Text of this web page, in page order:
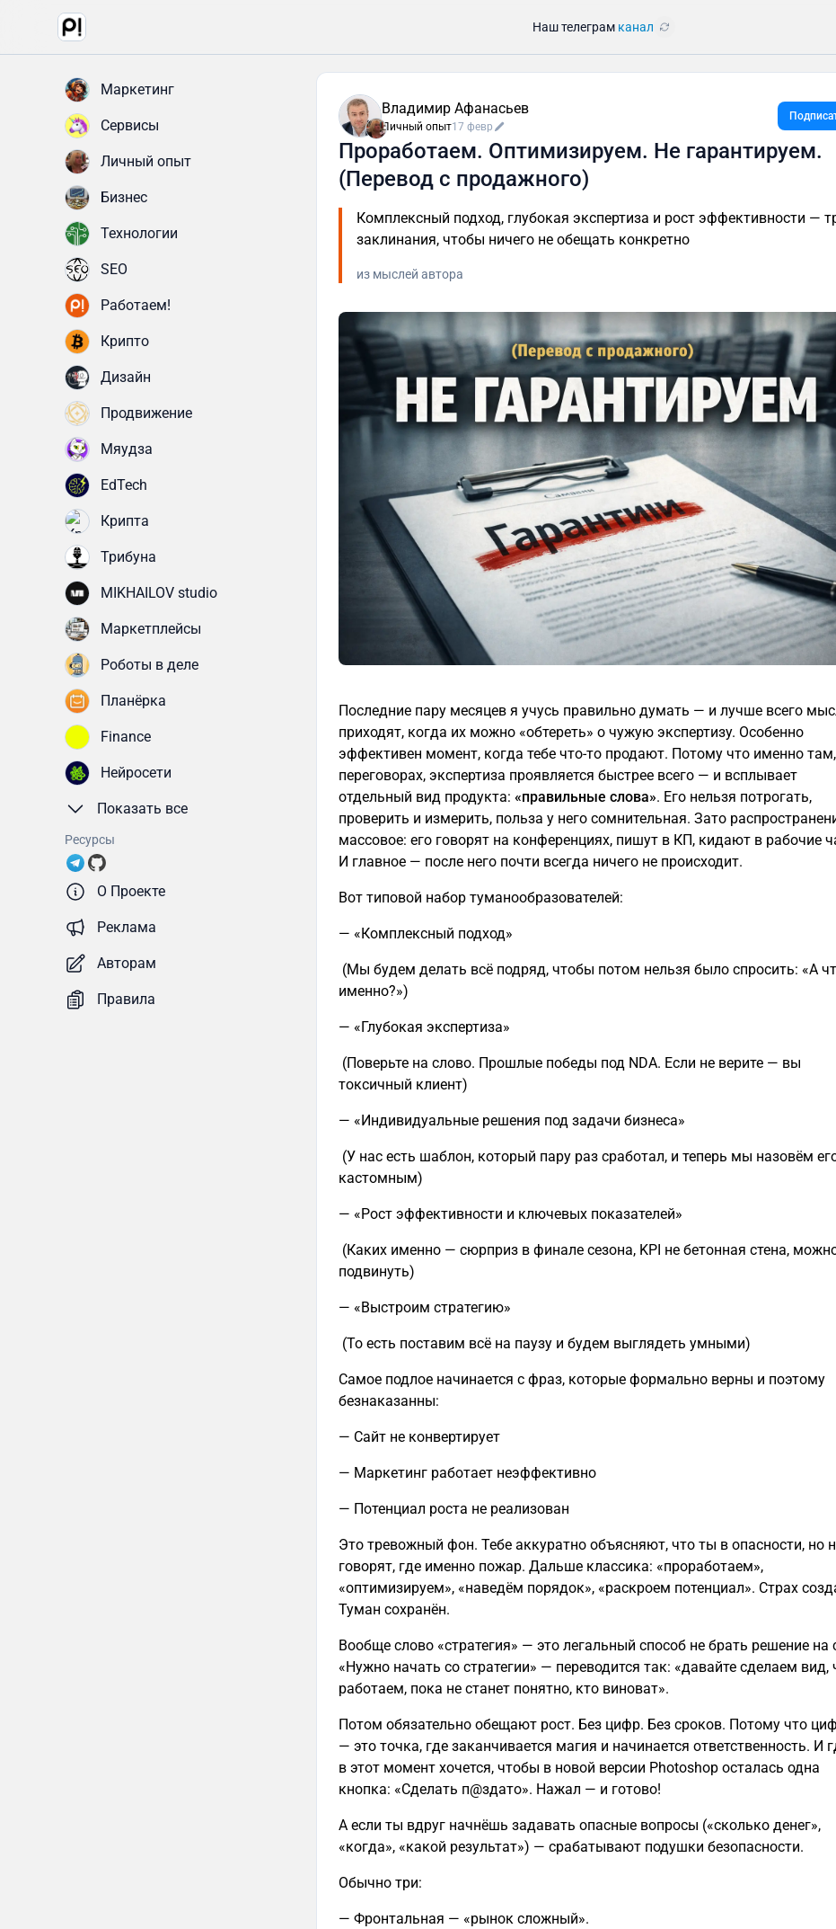
Наш телеграм канал
Маркетинг
Сервисы
Личный опыт
Бизнес
Технологии
SEO
Работаем!
Крипто
Дизайн
Продвижение
Мяудза
EdTech
Крипта
Трибуна
MIKHAILOV studio
Маркетплейсы
Роботы в деле
Планёрка
Finance
Нейросети
Показать все
Ресурсы
О Проекте
Реклама
Авторам
Правила
Владимир Афанасьев
Личный опыт17 февр
Проработаем. Оптимизируем. Не гарантируем.
(Перевод с продажного)
Комплексный подход, глубокая экспертиза и рост эффективности —
заклинания, чтобы ничего не обещать конкретно
из мыслей автора
Последние пару месяцев я учусь правильно думать — и лучше всего
приходят, когда их можно «обтереть» о чужую экспертизу. Особенно
эффективен момент, когда тебе что-то продают. Потому что именно
переговорах, экспертиза проявляется быстрее всего — и всплывает
отдельный вид продукта: «правильные слова». Его нельзя потрогать,
проверить и измерить, польза у него сомнительная. Зато
массовое: его говорят на конференциях, пишут в КП, кидают в рабочие
И главное — после него почти всегда ничего не происходит.
Вот типовой набор туманообразователей:
— «Комплексный подход»
(Мы будем делать всё подряд, чтобы потом нельзя было спросить: «А
именно?»)
— «Глубокая экспертиза»
(Поверьте на слово. Прошлые победы под NDA. Если не верите — вы
токсичный клиент)
— «Индивидуальные решения под задачи бизнеса»
(У нас есть шаблон, который пару раз сработал, и теперь мы назовём
кастомным)
— «Рост эффективности и ключевых показателей»
(Каких именно — сюрприз в финале сезона, KPI не бетонная стена,
подвинуть)
— «Выстроим стратегию»
(То есть поставим всё на паузу и будем выглядеть умными)
Самое подлое начинается с фраз, которые формально верны и поэтому
безнаказанны:
— Сайт не конвертирует
— Маркетинг работает неэффективно
— Потенциал роста не реализован
Это тревожный фон. Тебе аккуратно объясняют, что ты в опасности, но
говорят, где именно пожар. Дальше классика: «проработаем»,
«оптимизируем», «наведём порядок», «раскроем потенциал». Страх
Туман сохранён.
Вообще слово «стратегия» — это легальный способ не брать решение на
«Нужно начать со стратегии» — переводится так: «давайте сделаем вид,
работаем, пока не станет понятно, кто виноват».
Потом обязательно обещают рост. Без цифр. Без сроков. Потому что
— это точка, где заканчивается магия и начинается ответственность. И
в этот момент хочется, чтобы в новой версии Photoshop осталась одна
кнопка: «Сделать п@здато». Нажал — и готово!
А если ты вдруг начнёшь задавать опасные вопросы («сколько денег»,
«когда», «какой результат») — срабатывают подушки безопасности.
Обычно три:
— Фронтальная — «рынок сложный».